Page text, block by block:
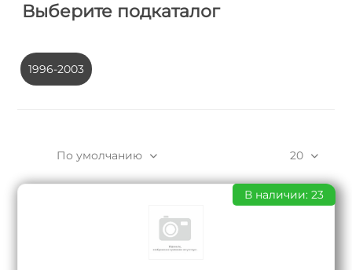
Выберите подкаталог
1996-2003
20
По умолчанию
В наличии: 23